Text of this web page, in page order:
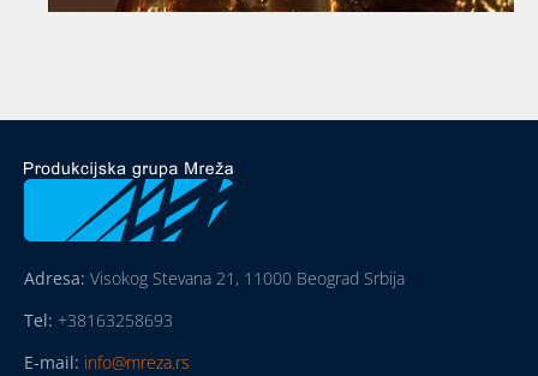
Adresa: Visokog Stevana 21, 11000 Beograd Srbija
Tel: +38163258693
E-mail: info@mreza.rs